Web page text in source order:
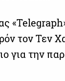
τον Τεν
για την